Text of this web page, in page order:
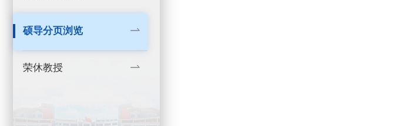
硕导分页浏览
荣休教授